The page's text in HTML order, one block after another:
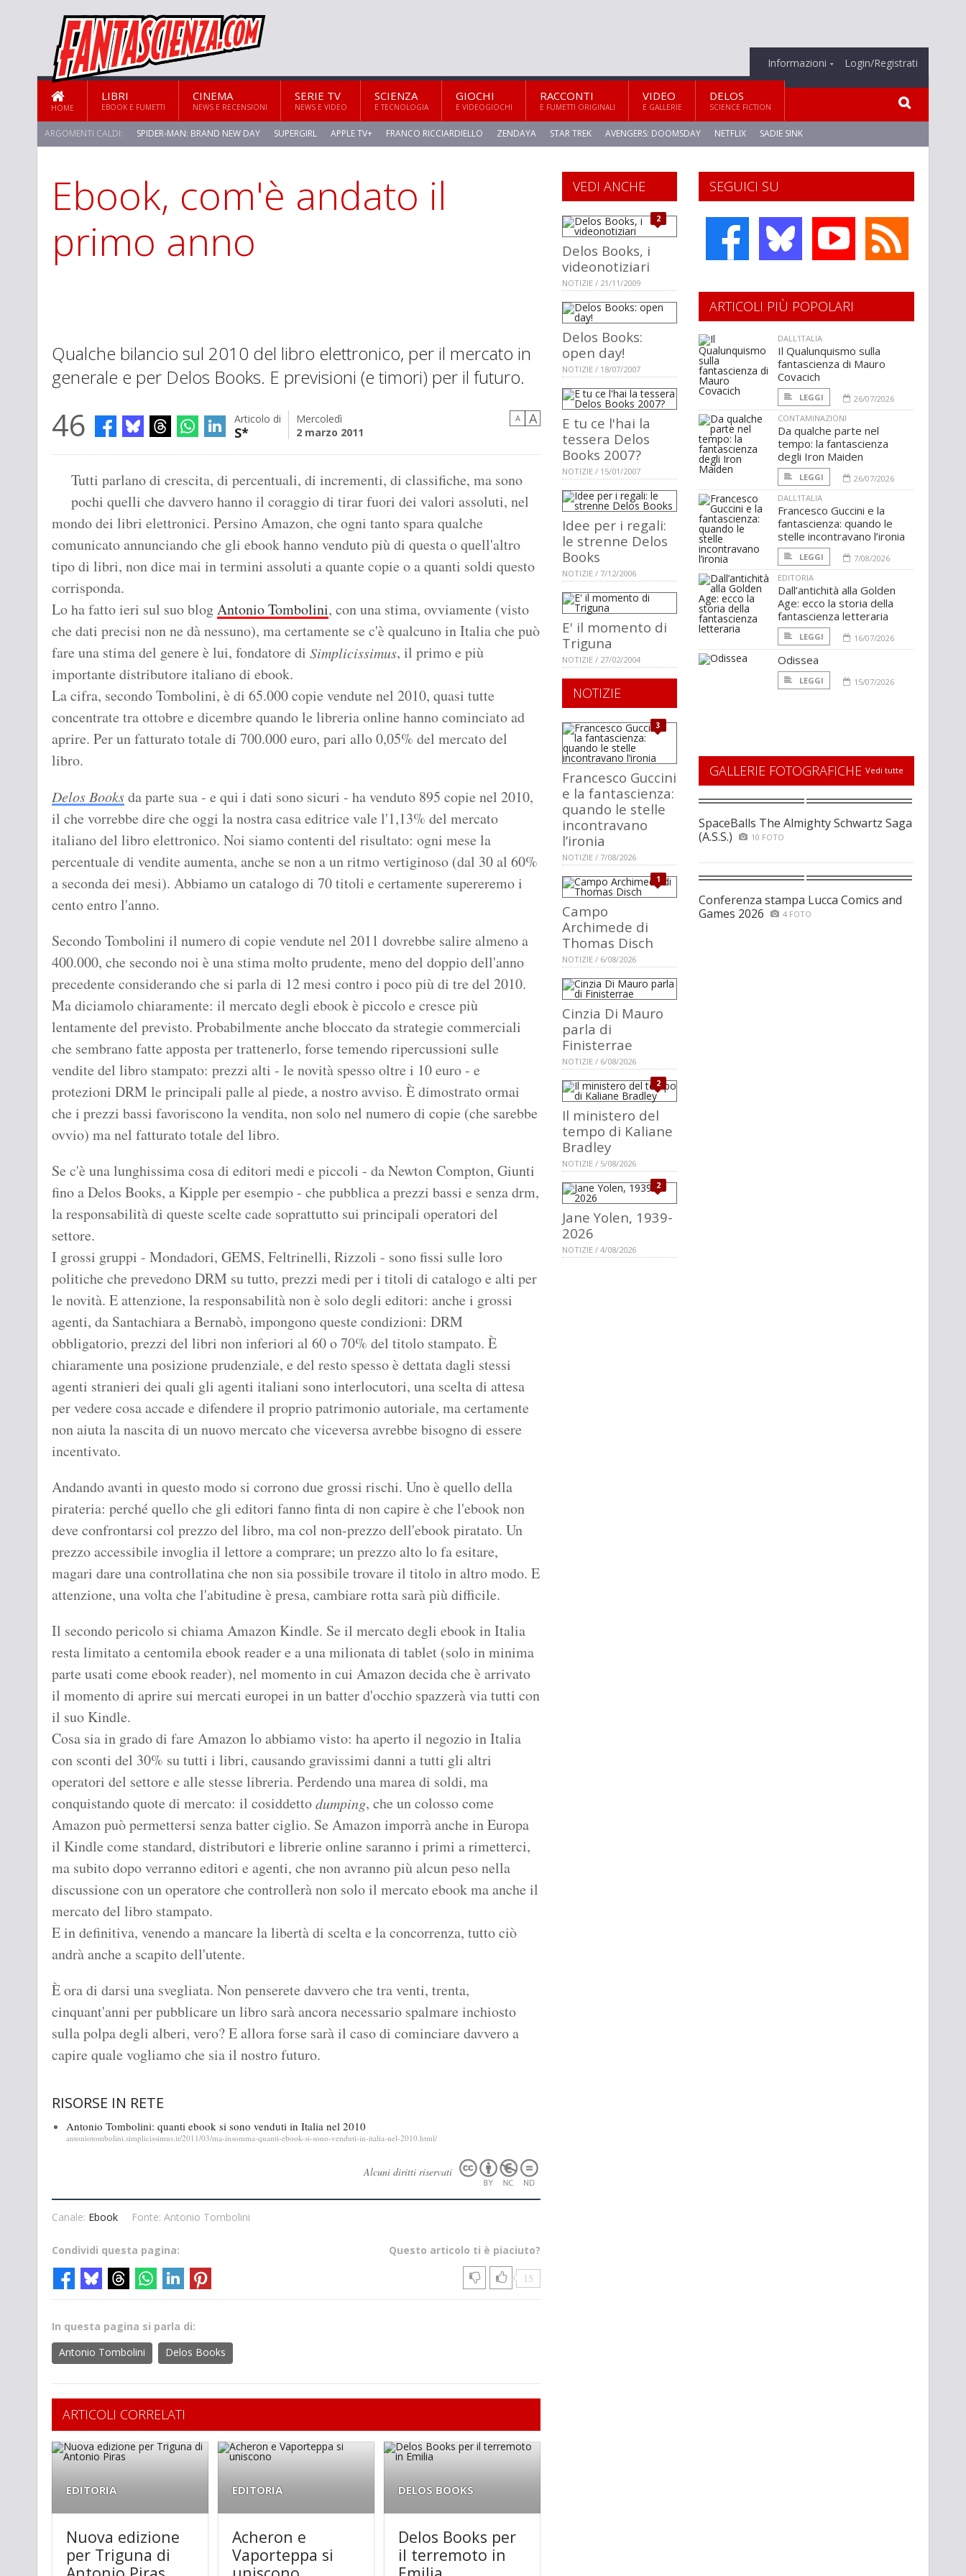
Informazioni Login/Registrati
HOME
LIBRI
EBOOK E FUMETTI
CINEMA
NEWS E RECENSIONI
SERIE TV
NEWS E VIDEO
SCIENZA
E TECNOLOGIA
GIOCHI
E VIDEOGIOCHI
RACCONTI
E FUMETTI ORIGINALI
VIDEO
E GALLERIE
DELOS
SCIENCE FICTION
ARGOMENTI CALDI: SPIDER-MAN: BRAND NEW DAY SUPERGIRL APPLE TV+ FRANCO RICCIARDIELLO ZENDAYA STAR TREK AVENGERS: DOOMSDAY NETFLIX SADIE SINK
STAR TREK: STRANGE NEW WORLDS
Ebook, com'è andato il
primo anno
Qualche bilancio sul 2010 del libro elettronico, per il mercato in
generale e per Delos Books. E previsioni (e timori) per il futuro.
46 Articolo di
S*
Mercoledì
2 marzo 2011
A A
Tutti parlano di crescita, di percentuali, di incrementi, di classifiche, ma sono
pochi quelli che davvero hanno il coraggio di tirar fuori dei valori assoluti, nel
mondo dei libri elettronici. Persino Amazon, che ogni tanto spara qualche
comunicato annunciando che gli ebook hanno venduto più di questa o quell'altro
tipo di libri, non dice mai in termini assoluti a quante copie o a quanti soldi questo
corrisponda.
Lo ha fatto ieri sul suo blogAntonio Tombolini, con una stima, ovviamente (visto
che dati precisi non ne dà nessuno), ma certamente se c'è qualcuno in Italia che può
fare una stima del genere è lui, fondatore di Simplicissimus, il primo e più
importante distributore italiano di ebook.
La cifra, secondo Tombolini, è di 65.000 copie vendute nel 2010, quasi tutte
concentrate tra ottobre e dicembre quando le libreria online hanno cominciato ad
aprire. Per un fatturato totale di 700.000 euro, pari allo 0,05% del mercato del
libro.
Delos Booksda parte sua - e qui i dati sono sicuri - ha venduto 895 copie nel 2010,
il che vorrebbe dire che oggi la nostra casa editrice vale l'1,13% del mercato
italiano del libro elettronico. Noi siamo contenti del risultato: ogni mese la
percentuale di vendite aumenta, anche se non a un ritmo vertiginoso (dal 30 al 60%
a seconda dei mesi). Abbiamo un catalogo di 70 titoli e certamente supereremo i
cento entro l'anno.
Secondo Tombolini il numero di copie vendute nel 2011 dovrebbe salire almeno a
400.000, che secondo noi è una stima molto prudente, meno del doppio dell'anno
precedente considerando che si parla di 12 mesi contro i poco più di tre del 2010.
Ma diciamolo chiaramente: il mercato degli ebook è piccolo e cresce più
lentamente del previsto. Probabilmente anche bloccato da strategie commerciali
che sembrano fatte apposta per trattenerlo, forse temendo ripercussioni sulle
vendite del libro stampato: prezzi alti - le novità spesso oltre i 10 euro - e
protezioni DRM le principali palle al piede, a nostro avviso. È dimostrato ormai
che i prezzi bassi favoriscono la vendita, non solo nel numero di copie (che sarebbe
ovvio) ma nel fatturato totale del libro.
Se c'è una lunghissima cosa di editori medi e piccoli - da Newton Compton, Giunti
fino a Delos Books, a Kipple per esempio - che pubblica a prezzi bassi e senza drm,
la responsabilità di queste scelte cade soprattutto sui principali operatori del
settore.
I grossi gruppi - Mondadori, GEMS, Feltrinelli, Rizzoli - sono fissi sulle loro
politiche che prevedono DRM su tutto, prezzi medi per i titoli di catalogo e alti per
le novità. E attenzione, la responsabilità non è solo degli editori: anche i grossi
agenti, da Santachiara a Bernabò, impongono queste condizioni: DRM
obbligatorio, prezzi del libri non inferiori al 60 o 70% del titolo stampato. È
chiaramente una posizione prudenziale, e del resto spesso è dettata dagli stessi
agenti stranieri dei quali gli agenti italiani sono interlocutori, una scelta di attesa
per vedere cosa accade e difendere il proprio patrimonio autoriale, ma certamente
non aiuta la nascita di un nuovo mercato che viceversa avrebbe bisogno di essere
incentivato.
Andando avanti in questo modo si corrono due grossi rischi. Uno è quello della
pirateria: perché quello che gli editori fanno finta di non capire è che l'ebook non
deve confrontarsi col prezzo del libro, ma col non-prezzo dell'ebook piratato. Un
prezzo accessibile invoglia il lettore a comprare; un prezzo alto lo fa esitare,
magari dare una controllatina che non sia possibile trovare il titolo in altro modo. E
attenzione, una volta che l'abitudine è presa, cambiare rotta sarà più difficile.
Il secondo pericolo si chiama Amazon Kindle. Se il mercato degli ebook in Italia
resta limitato a centomila ebook reader e a una milionata di tablet (solo in minima
parte usati come ebook reader), nel momento in cui Amazon decida che è arrivato
il momento di aprire sui mercati europei in un batter d'occhio spazzerà via tutti con
il suo Kindle.
Cosa sia in grado di fare Amazon lo abbiamo visto: ha aperto il negozio in Italia
con sconti del 30% su tutti i libri, causando gravissimi danni a tutti gli altri
operatori del settore e alle stesse libreria. Perdendo una marea di soldi, ma
conquistando quote di mercato: il cosiddettodumping, che un colosso come
Amazon può permettersi senza batter ciglio. Se Amazon imporrà anche in Europa
il Kindle come standard, distributori e librerie online saranno i primi a rimetterci,
ma subito dopo verranno editori e agenti, che non avranno più alcun peso nella
discussione con un operatore che controllerà non solo il mercato ebook ma anche il
mercato del libro stampato.
E in definitiva, venendo a mancare la libertà di scelta e la concorrenza, tutto ciò
andrà anche a scapito dell'utente.
È ora di darsi una svegliata. Non penserete davvero che tra venti, trenta,
cinquant'anni per pubblicare un libro sarà ancora necessario spalmare inchiosto
sulla polpa degli alberi, vero? E allora forse sarà il caso di cominciare davvero a
capire quale vogliamo che sia il nostro futuro.
RISORSE IN RETE
Antonio Tombolini: quanti ebook si sono venduti in Italia nel 2010
antoniotombolini.simplicissimus.it/2011/03/ma-insomma-quanti-ebook-si-sono-venduti-in-italia-nel-2010.html/
Alcuni diritti riservati
Canale: Ebook Fonte: Antonio Tombolini
Questo articolo ti è piaciuto?
15
Condividi questa pagina:
In questa pagina si parla di:
Antonio Tombolini
Delos Books
ARTICOLI CORRELATI
EDITORIA
Nuova edizione
per Triguna di
EDITORIA
Acheron e
Vaporteppa si
DELOS BOOKS
Delos Books per
il terremoto in
SEGUICI SU
VEDI ANCHE
2
Delos Books, i
videonotiziari
NOTIZIE / 21/11/2009
Delos Books:
open day!
NOTIZIE / 18/07/2007
E tu ce l'hai la
tessera Delos
Books 2007?
NOTIZIE / 15/01/2007
Idee per i regali:
le strenne Delos
Books
NOTIZIE / 7/12/2006
E' il momento di
Triguna
NOTIZIE / 27/02/2004
NOTIZIE
3
Francesco Guccini
e la fantascienza:
quando le stelle
incontravano
l’ironia
NOTIZIE / 7/08/2026
1
Campo
Archimede di
Thomas Disch
NOTIZIE / 6/08/2026
Cinzia Di Mauro
parla di
Finisterrae
NOTIZIE / 6/08/2026
2
Il ministero del
tempo di Kaliane
Bradley
NOTIZIE / 5/08/2026
2
Jane Yolen, 1939-
2026
NOTIZIE / 4/08/2026
ARTICOLI PIÙ POPOLARI
DALL'ITALIA
Il Qualunquismo sulla
fantascienza di Mauro
Covacich
LEGGI
26/07/2026
CONTAMINAZIONI
Da qualche parte nel
tempo: la fantascienza
degli Iron Maiden
LEGGI
26/07/2026
DALL'ITALIA
Francesco Guccini e la
fantascienza: quando le
stelle incontravano l’ironia
LEGGI
7/08/2026
EDITORIA
Dall’antichità alla Golden
Age: ecco la storia della
fantascienza letteraria
LEGGI 16/07/2026
Odissea
LEGGI 15/07/2026
GALLERIE FOTOGRAFICHE Vedi tutte
SpaceBalls The Almighty Schwartz Saga
(A.S.S.)
10 FOTO
Conferenza stampa Lucca Comics and
Games 2026
4 FOTO